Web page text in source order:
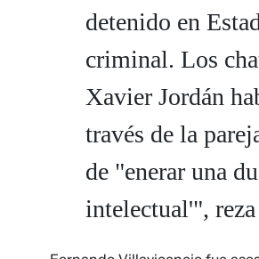
detenido en
criminal. Los
Xavier Jordán
través de la
de "enerar una
intelectual'",